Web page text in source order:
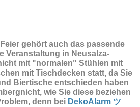
gehört auch das passende
Veranstaltung in Neusalza-
mit "normalen" Stühlen mit
mit Tischdecken statt, da Sie
Biertische entschieden haben
wie Sie diese beziehen
denn bei DekoAlarm ツ